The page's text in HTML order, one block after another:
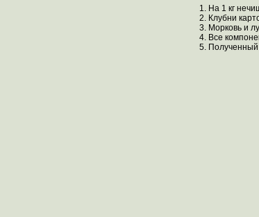
На 1 кг
Клубни
Морковь и
Все
Полученный